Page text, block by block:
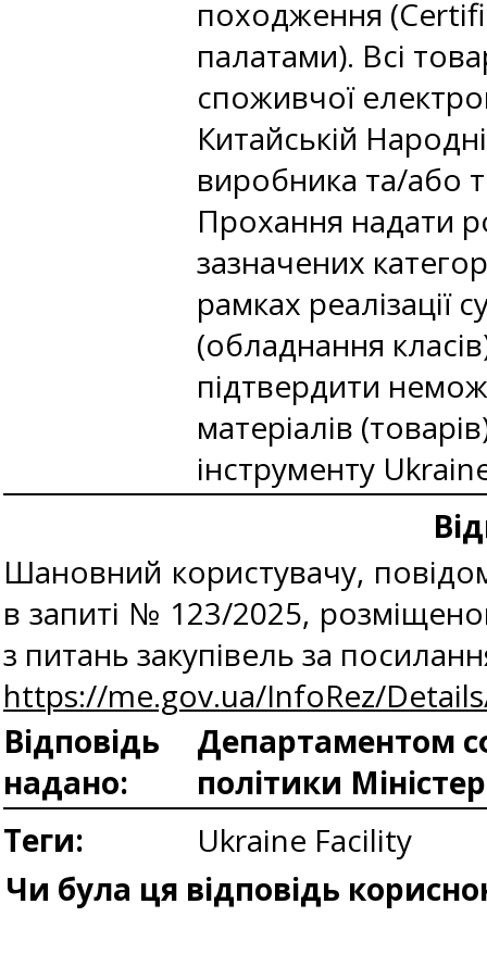
походження
палатами). Всі
споживчої
Китайській
виробника та/або
Прохання надати
зазначених
рамках реалізації
(обладнання
підтвердити
матеріалів
інструменту
Шановний користувачу,
в запиті № 123/2025,
з питань закупівель за
https://me.gov.ua/InfoRez/
Відповідь
надано:
Департаментом
політики
Теги:
Ukraine Facility
Чи була ця відповідь